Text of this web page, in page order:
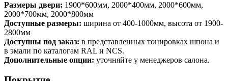
Размеры двери: 1900*600мм, 2000*400мм, 2000*600мм,
2000*700мм, 2000*800мм
Доступные размеры: ширина от 400-1000мм, высота от 1900-
2800мм
Доступны под заказ: в представленных тонировках шпона и
в эмали по каталогам RAL и NCS.
Дополнительные опции: уточняйте у менеджеров салона.